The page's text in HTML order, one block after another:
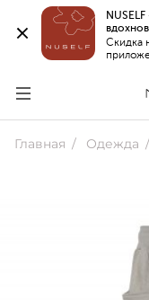
Скидка
Главная Одежда